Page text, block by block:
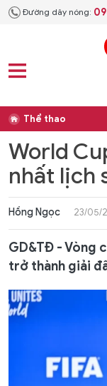
Đường dây nóng:
Thể thao
World
nhất lịch
Hồng Ngọc 23/05/
GD&TĐ - Vòng
trở thành giải